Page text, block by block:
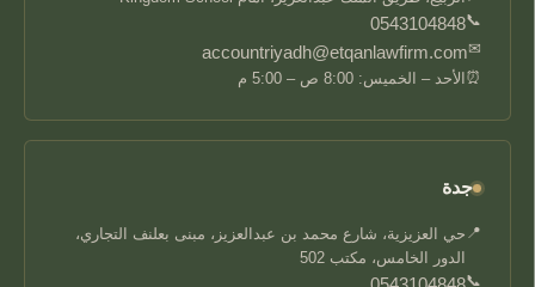
📞
0543104848
✉
accountriyadh@etqanlawfirm.com
⏰ الأحد – الخميس: 8:00 ص – 5:00 م
جدة
📍 حي العزيزية، شارع محمد بن عبدالعزيز، مبنى بعلنف التجاري،
الدور الخامس، مكتب 502
📞